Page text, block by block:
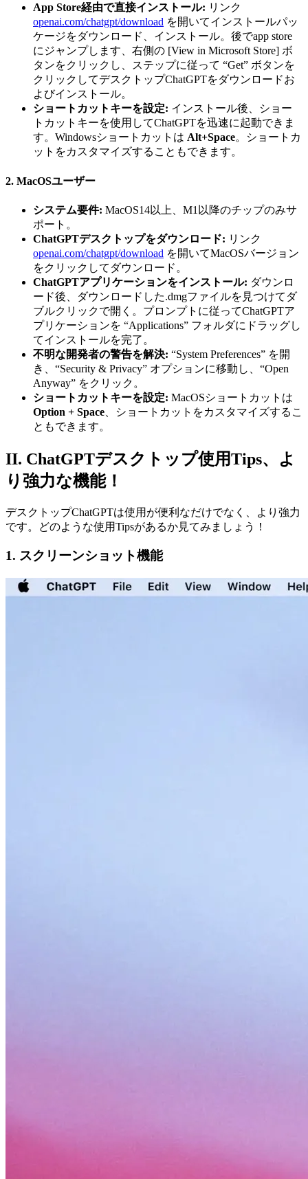
App Store経由で直接インストール: リンク
openai.com/chatgpt/download を開いてインストールパッ
ケージをダウンロード、インストール。後でapp store
にジャンプします、右側の [View in Microsoft Store] ボ
タンをクリックし、ステップに従って “Get” ボタンを
クリックしてデスクトップChatGPTをダウンロードお
よびインストール。
ショートカットキーを設定: インストール後、ショー
トカットキーを使用してChatGPTを迅速に起動できま
す。Windowsショートカットは Alt+Space。ショートカ
ットをカスタマイズすることもできます。
2. MacOSユーザー
システム要件: MacOS14以上、M1以降のチップのみサ
ポート。
ChatGPTデスクトップをダウンロード: リンク
openai.com/chatgpt/download を開いてMacOSバージョン
をクリックしてダウンロード。
ChatGPTアプリケーションをインストール: ダウンロ
ード後、ダウンロードした.dmgファイルを見つけてダ
ブルクリックで開く。プロンプトに従ってChatGPTア
プリケーションを “Applications” フォルダにドラッグし
てインストールを完了。
不明な開発者の警告を解決: “System Preferences” を開
き、“Security & Privacy” オプションに移動し、“Open
Anyway” をクリック。
ショートカットキーを設定: MacOSショートカットは
Option + Space 、ショートカットをカスタマイズするこ
ともできます。
II. ChatGPTデスクトップ使用Tips、よ
り強力な機能！
デスクトップChatGPTは使用が便利なだけでなく、より強力
です。どのような使用Tipsがあるか見てみましょう！
1. スクリーンショット機能